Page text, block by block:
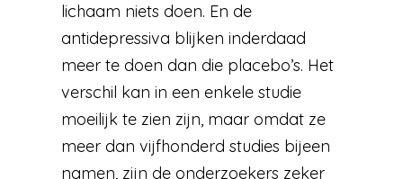
lichaam niets doen. En de
antidepressiva blijken inderdaad
meer te doen dan die placebo’s. Het
verschil kan in een enkele studie
moeilijk te zien zijn, maar omdat ze
meer dan vijfhonderd studies bijeen
namen, zijn de onderzoekers zeker